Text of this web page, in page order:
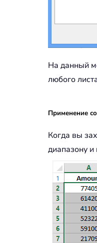
На данный
любого
Применение
Когда вы
диапазону и